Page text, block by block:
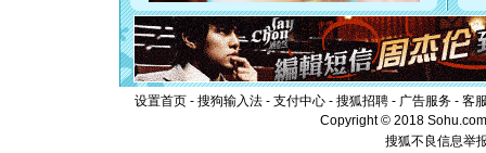
[元旦]如
起；二是
离。水晶
[元旦]当
泣，这痛
卖了。水
[春节]风
颜！冬去
设置首页 - 搜狗输入法 - 支付中心 - 搜狐招聘 - 广告服务 - 客
Copyright © 2018
搜狐不良信息举